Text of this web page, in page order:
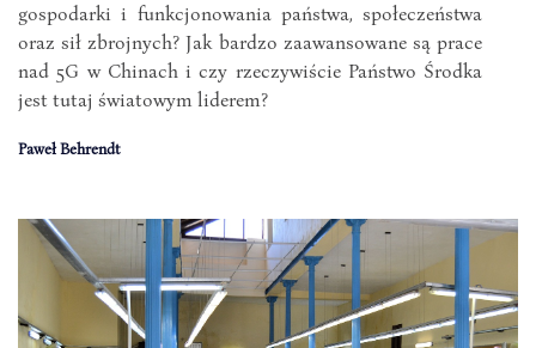
gospodarki i funkcjonowania państwa, społeczeństwa
oraz sił zbrojnych? Jak bardzo zaawansowane są prace
nad 5G w Chinach i czy rzeczywiście Państwo Środka
jest tutaj światowym liderem?
Paweł Behrendt